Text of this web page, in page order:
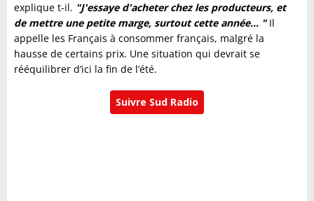
explique t-il. "J'essaye d'acheter chez les producteurs, et
de mettre une petite marge, surtout cette année... "Il
appelle les Français à consommer français, malgré la
hausse de certains prix. Une situation qui devrait se
rééquilibrer d’ici la fin de l’été.
Suivre Sud Radio